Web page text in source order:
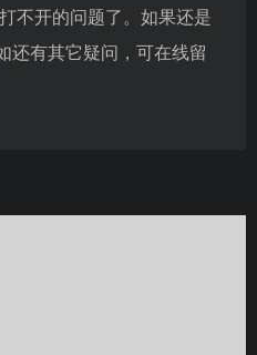
不开的问题了。如果还是
还有其它疑问，可在线留